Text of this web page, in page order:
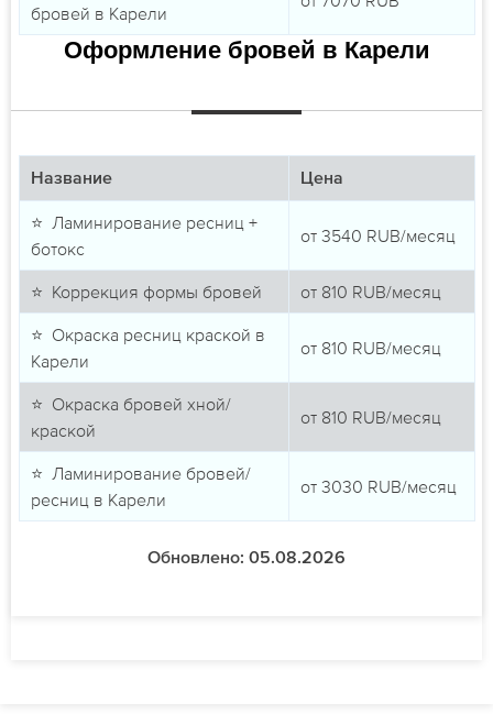
бровей в Карели
Оформление бровей в Карели
Название Цена
⭐ Ламинирование ресниц +
ботокс
от 3540 RUB/месяц
⭐ Коррекция формы бровей от 810 RUB/месяц
⭐ Окраска ресниц краской в
Карели
от 810 RUB/месяц
⭐ Окраска бровей хной/
краской
от 810 RUB/месяц
⭐ Ламинирование бровей/
ресниц в Карели
от 3030 RUB/месяц
Обновлено: 05.08.2026